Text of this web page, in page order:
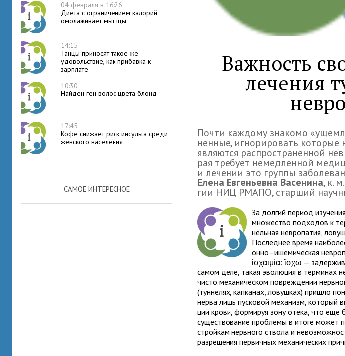
04 февраля в 16:26
Диета с ограничением калорий
омолаживает мышцы
14:15
Танцы приносят такое же
удовольствие, как прибавка к
зарплате
10:30
Найден ген волос цвета блонд
17:45
Кофе снижает риск инсульта среди
женского населения
САМОЕ ИНТЕРЕСНОЕ
Важность
лечения
Почти каж­дому зна­комо
нен­ные, игно­ри­ро­вать кото­рые
являются рас­про­стра­нен­ной
рая тре­бует немед­лен­ной
и лече­нии это группы
Елена Евгеньевна Васенина, к.
гии НИЦ РМАПО, стар­ший
За дол­гий период
мно­же­ство под­хо­дов к
нель­ная нев­ро­па­тия,
Последнее время
онно–ише­ми­че­ская
ἰσχαιμία: ἴσχω —
самом деле, такая эво­лю­ция в тер­ми­нах
чисто меха­ни­че­ском повре­жде­нии
(тун­не­лях, кап­ка­нах, ловуш­ках) при­шло
нерва лишь пус­ко­вой меха­низм, кото­рый
ции крови, фор­ми­руя зону отека, что
суще­ство­ва­ние про­блемы в итоге может
строй­кам нерв­ного ствола и
раз­ре­ше­ния пер­вич­ных меха­ни­че­ских